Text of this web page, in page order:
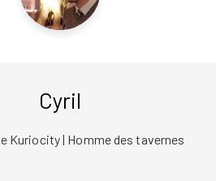
Cyril
Kuriocity | Homme des tavernes